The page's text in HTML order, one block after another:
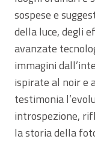
sospese e
della luce, degli
avanzate
immagini
ispirate al noir e
testimonia
introspezione,
la storia della